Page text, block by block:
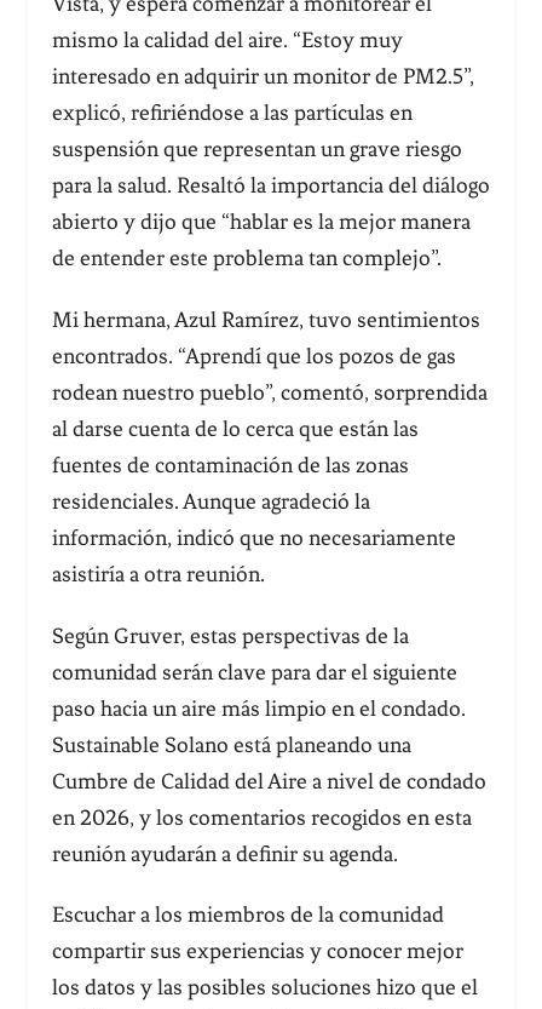
mismo la calidad del aire. “Estoy muy
interesado en adquirir un monitor de PM2.5”,
explicó, refiriéndose a las partículas en
suspensión que representan un grave riesgo
para la salud. Resaltó la importancia del diálogo
abierto y dijo que “hablar es la mejor manera
de entender este problema tan complejo”.
Mi hermana, Azul Ramírez, tuvo sentimientos
encontrados. “Aprendí que los pozos de gas
rodean nuestro pueblo”, comentó, sorprendida
al darse cuenta de lo cerca que están las
fuentes de contaminación de las zonas
residenciales. Aunque agradeció la
información, indicó que no necesariamente
asistiría a otra reunión.
Según Gruver, estas perspectivas de la
comunidad serán clave para dar el siguiente
paso hacia un aire más limpio en el condado.
Sustainable Solano está planeando una
Cumbre de Calidad del Aire a nivel de condado
en 2026, y los comentarios recogidos en esta
reunión ayudarán a definir su agenda.
Escuchar a los miembros de la comunidad
compartir sus experiencias y conocer mejor
los datos y las posibles soluciones hizo que el